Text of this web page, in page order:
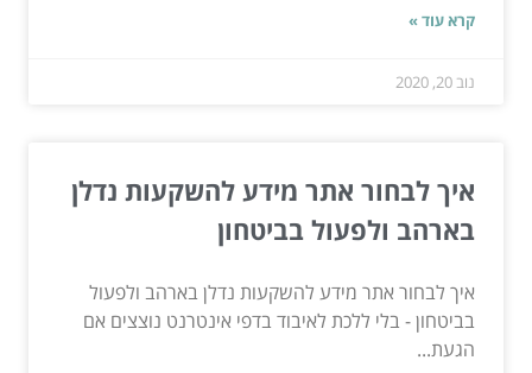
קרא עוד »
נוב 20, 2020
איך לבחור אתר מידע להשקעות נדלן
בארהב ולפעול בביטחון
איך לבחור אתר מידע להשקעות נדלן בארהב ולפעול
בביטחון - בלי ללכת לאיבוד בדפי אינטרנט נוצצים אם
הגעת...